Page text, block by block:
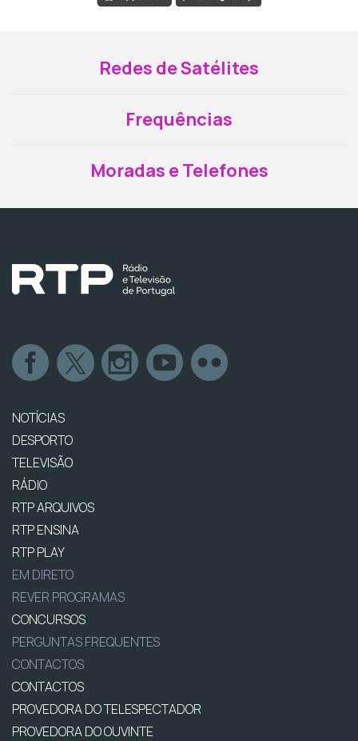
Redes de Satélites
Frequências
Moradas e Telefones
NOTÍCIAS
DESPORTO
TELEVISÃO
RÁDIO
RTP ARQUIVOS
RTP ENSINA
RTP PLAY
EM DIRETO
REVER PROGRAMAS
CONCURSOS
PERGUNTAS FREQUENTES
CONTACTOS
CONTACTOS
PROVEDORA DO TELESPECTADOR
PROVEDORA DO OUVINTE